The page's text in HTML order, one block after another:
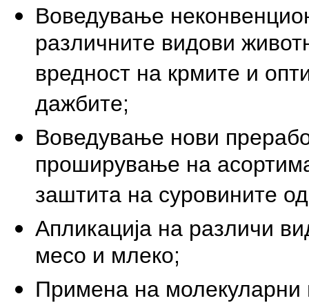
Воведување
различните видови
вредност на крмите и
дажбите;
Воведување нови
проширување на
заштита на суровините
Апликација на различи
месо и млеко;
Примена на молекуларни